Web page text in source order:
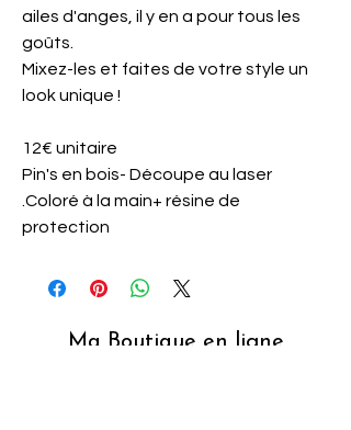
ailes d'anges, il y en a pour tous les
goûts.
Mixez-les et faites de votre style un
look unique !
12€ unitaire
Pin's en bois- Découpe au laser
.Coloré à la main+ résine de
protection
Ma Boutique en ligne